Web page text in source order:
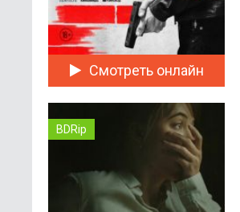
Смотреть онлайн
BDRip